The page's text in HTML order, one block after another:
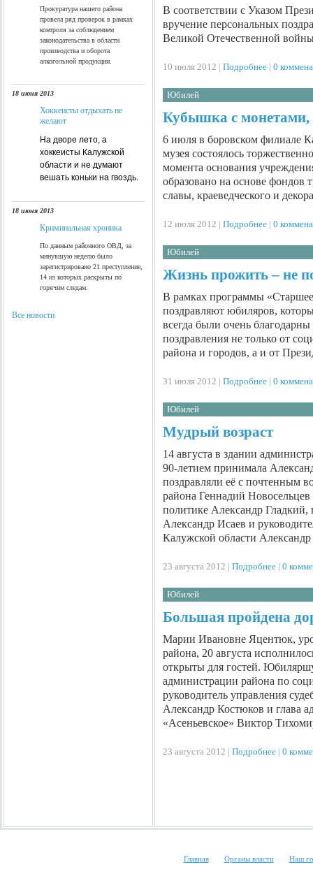
Прокуратура нашего района
провела ряд проверок в рамках
контроля за соблюдением
законодательства в области
производства и оборота
алкогольной продукции.
18 июня 2013
Хоккеисты отдыхать не
желают
На дворе лето, а
хоккеисты Калужской
области и не думают
вешать коньки на гвоздь.
18 июня 2013
Криминальная хроника
По данным районного ОВД, за
минувшую неделю было
зарегистрировано 21 преступление,
14 из которых раскрыты по
горячим следам.
Все новости
В соответствии с Указом
вручение персональных
Великой Отечественной
10 июля 2012 | Подробнее | 0
Юбилей
Кубышка с монетами,
6 июля в боровском филиале
музея состоялось
момента основания
образовано на основе фондов
славы, краеведческого и
12 июля 2012 | Подробнее | 0
Юбилей
Жизнь прожить – не
В рамках программы
поздравляют юбиляров,
всегда были очень
поздравления не только от
района и городов, а и от
31 июля 2012 | Подробнее | 0
Юбилей
Мудрый возраст
14 августа в здании
90-летием принимала
поздравляли её с почтенным
района Геннадий Новосельцев
политике Александр
Александр Исаев и
Калужской области
23 августа 2012 | Подробнее | 0
Юбилей
Большая пройдена
Марии Ивановне Яцентюк,
района, 20 августа
открыты для гостей.
администрации района по
руководитель управления
Александр Костюков и глава
«Асеньевское» Виктор
23 августа 2012 | Подробнее | 0
Главная| Органы власти| Наш